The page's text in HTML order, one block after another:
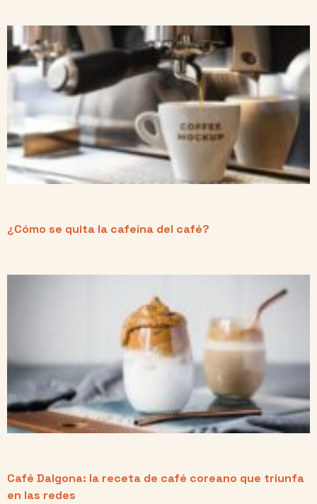
¿Cómo se quita la cafeína del café?
Café Dalgona: la receta de café coreano que triunfa
en las redes